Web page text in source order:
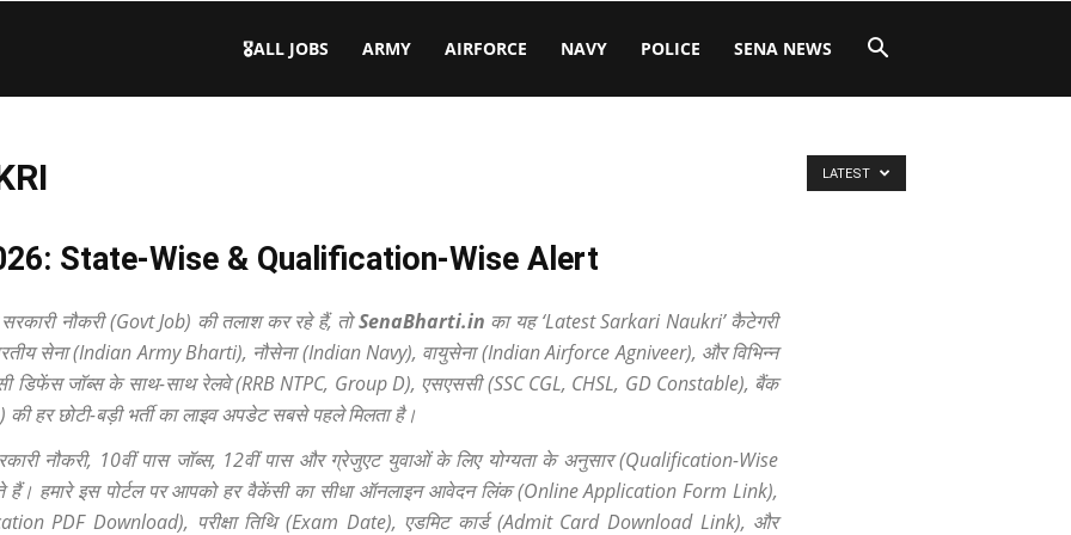
🎖️ALL JOBS ARMY AIRFORCE NAVY POLICE SENA NEWS
State-Wise & Qualification-Wise Alert
नौकरी (Govt Job) की तलाश कर रहे हैं, तोSenaBharti.in का यह ‘Latest Sarkari Naukri’ कैटेगरी
सेना (Indian Army Bharti), नौसेना (Indian Navy), वायुसेना (Indian Airforce Agniveer), और विभिन्न
डिफेंस जॉब्स के साथ-साथ रेलवे (RRB NTPC, Group D), एसएससी (SSC CGL, CHSL, GD Constable), बैंक
हर छोटी-बड़ी भर्ती का लाइव अपडेट सबसे पहले मिलता है।
नौकरी, 10वीं पास जॉब्स, 12वीं पास और ग्रेजुएट युवाओं के लिए योग्यता के अनुसार (Qualification-Wise
हैं। हमारे इस पोर्टल पर आपको हर वैकेंसी का सीधा ऑनलाइन आवेदन लिंक (Online Application Form Link),
PDF Download), परीक्षा तिथि (Exam Date), एडमिट कार्ड (Admit Card Download Link), और
LATEST